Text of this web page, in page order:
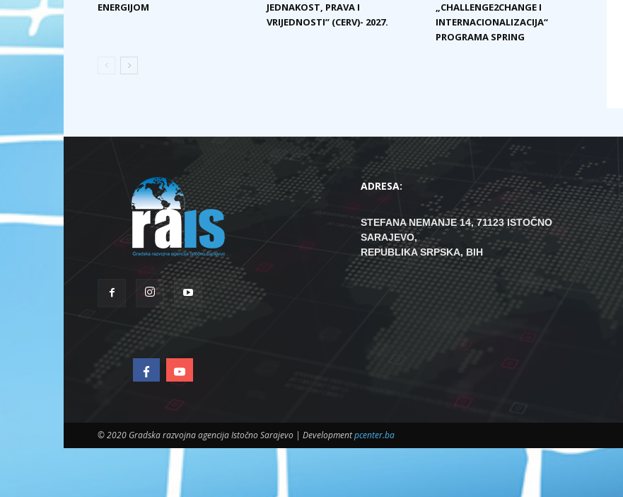
ENERGIJOM
JEDNAKOST, PRAVA I
VRIJEDNOSTI” (CERV)- 2027.
„CHALLENGE2CHANGE I
INTERNACIONALIZACIJA“
PROGRAMA SPRING
ADRESA:
STEFANA NEMANJE 14, 71123 ISTOČNO
SARAJEVO,
REPUBLIKA SRPSKA, BIH
© 2020 Gradska razvojna agencija Istočno Sarajevo | Developmentpcenter.ba